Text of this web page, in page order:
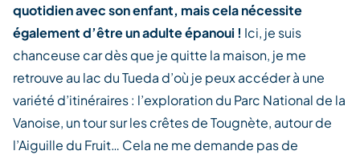
quotidien avec son enfant, mais cela nécessite
également d’être un adulte épanoui ! Ici, je suis
chanceuse car dès que je quitte la maison, je me
retrouve au lac du Tueda d’où je peux accéder à une
variété d’itinéraires : l’exploration du Parc National de la
Vanoise, un tour sur les crêtes de Tougnète, autour de
l’Aiguille du Fruit… Cela ne me demande pas de